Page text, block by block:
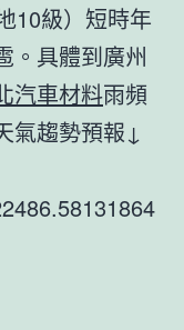
10級）短時年
。具體到廣州
汽車材料雨頻
氣趨勢預報↓